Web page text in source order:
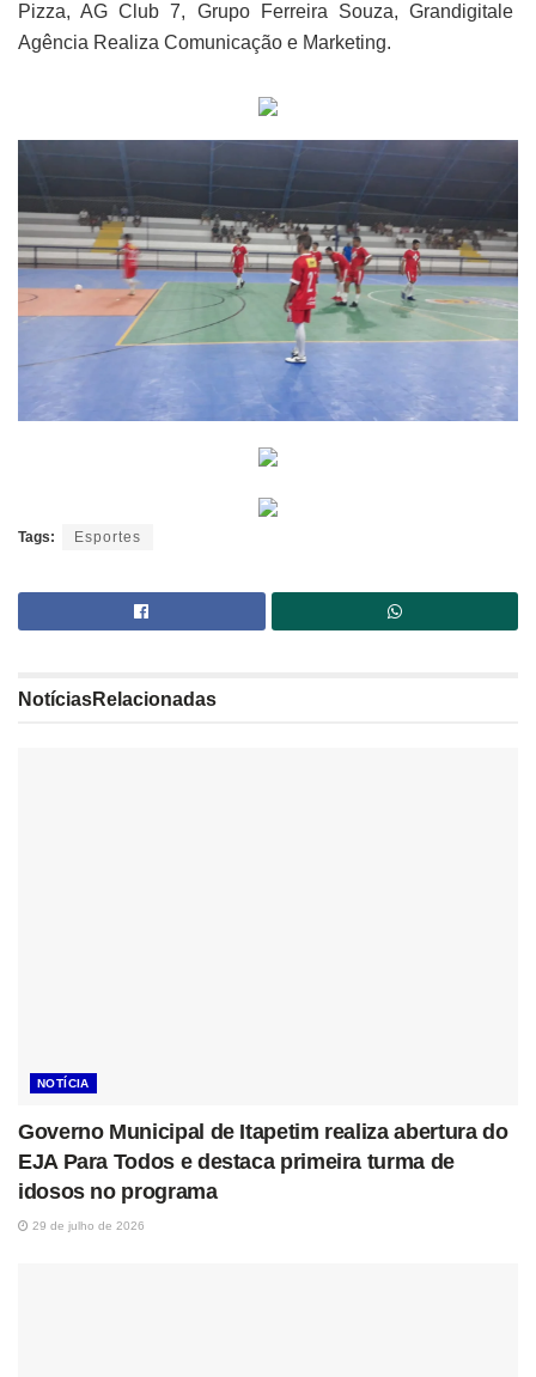
Pizza, AG Club 7, Grupo Ferreira Souza, Grandigitale
Agência Realiza Comunicação e Marketing.
Tags: Esportes
NotíciasRelacionadas
NOTÍCIA
Governo Municipal de Itapetim realiza abertura do
EJA Para Todos e destaca primeira turma de
idosos no programa
29 de julho de 2026